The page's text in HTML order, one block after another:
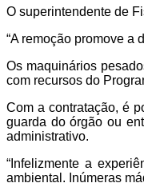
O superintendente de
“A remoção promove a
Os maquinários
com recursos do
Com a contratação, é
guarda do órgão ou
administrativo.
“Infelizmente a
ambiental. Inúmeras